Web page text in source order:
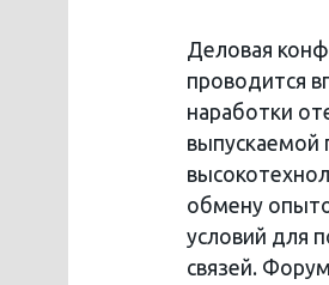
Деловая
проводится
наработки
выпускаемой
обмену
условий для
связей.